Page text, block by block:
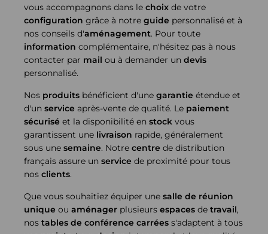
vous accompagnons dans le choix de votre
configuration grâce à notre guide personnalisé et à
nos conseils d'aménagement. Pour toute
information complémentaire, n'hésitez pas à nous
contacter par mail ou à demander un devis
personnalisé.
Nos produits bénéficient d'une garantie étendue et
d'un service après-vente de qualité. Le paiement
sécurisé et la disponibilité en stock vous
garantissent une livraison rapide, généralement
sous une semaine. Notre centre de distribution
français assure un service de proximité pour tous
nos clients.
Que vous souhaitiez équiper une salle de réunion
unique ou aménager plusieurs espaces de travail,
nos tables de conférence carrées s'adaptent à tous